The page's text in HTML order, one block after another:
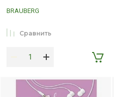
BRAUBERG
Сравнить